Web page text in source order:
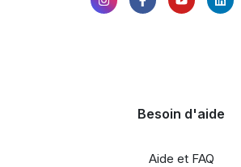
Besoin d'aide
Aide et FAQ